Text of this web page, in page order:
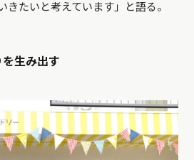
きたいと考えています」と語る。
生み出す